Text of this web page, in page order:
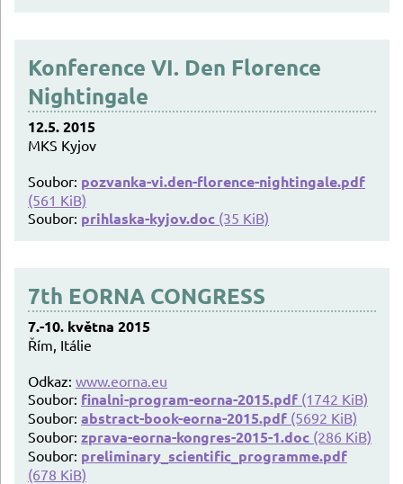
Konference VI. Den Florence
Nightingale
12.5. 2015
MKS Kyjov
Soubor: pozvanka-vi.den-florence-nightingale.pdf
(561 KiB)
Soubor: prihlaska-kyjov.doc (35 KiB)
7th EORNA CONGRESS
7.-10. května 2015
Řím, Itálie
Odkaz: www.eorna.eu
Soubor: finalni-program-eorna-2015.pdf (1742 KiB)
Soubor: abstract-book-eorna-2015.pdf (5692 KiB)
Soubor: zprava-eorna-kongres-2015-1.doc (286 KiB)
Soubor: preliminary_scientific_programme.pdf
(678 KiB)